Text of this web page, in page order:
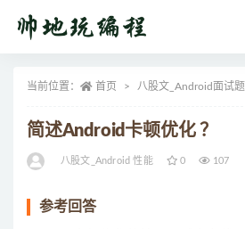
当前位置： 首页 八股文_Android面试题
简述Android卡顿优化 ？
八股文_Android 性能 0 107
参考回答